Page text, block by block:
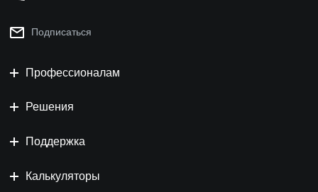
Подписаться
Профессионалам
Решения
Поддержка
Калькуляторы